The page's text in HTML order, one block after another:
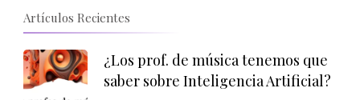
Artículos Recientes
¿Los prof. de música tenemos que
saber sobre Inteligencia Artificial?